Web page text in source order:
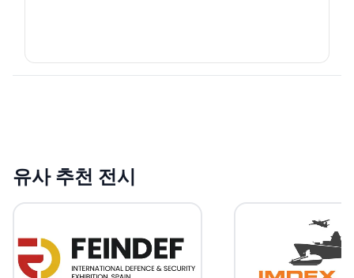
유사 추천 전시